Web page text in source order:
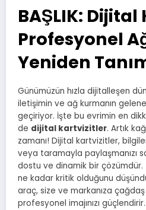
BAŞLIK:
Profesyonel
Yeniden
Günümüzün hızla dijitalleşen
iletişimin ve ağ kurmanın
geçiriyor. İşte bu evrimin en
de dijital kartvizitler. Artık
zamanı! Dijital kartvizitler,
veya taramayla paylaşmanızı
dostu ve dinamik bir çözümdür.
ne kadar kritik olduğunu
araç, size ve markanıza
profesyonel imajınızı güçlendirir.